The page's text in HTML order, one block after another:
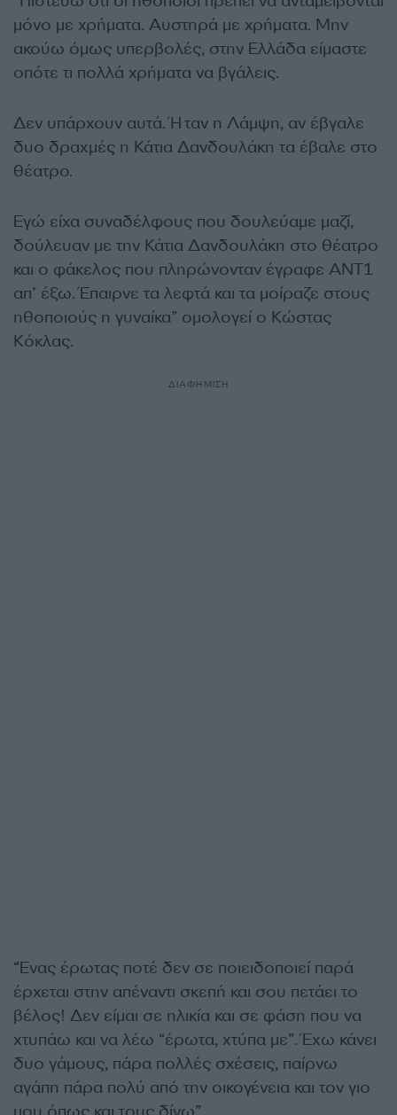
μόνο με χρήματα. Αυστηρά με χρήματα. Μην
ακούω όμως υπερβολές, στην Ελλάδα είμαστε
οπότε τι πολλά χρήματα να βγάλεις.
Δεν υπάρχουν αυτά. Ήταν η Λάμψη, αν έβγαλε
δυο δραχμές η Κάτια Δανδουλάκη τα έβαλε στο
θέατρο.
Εγώ είχα συναδέλφους που δουλεύαμε μαζί,
δούλευαν με την Κάτια Δανδουλάκη στο θέατρο
και ο φάκελος που πληρώνονταν έγραφε ΑΝΤ1
απ’ έξω. Έπαιρνε τα λεφτά και τα μοίραζε στους
ηθοποιούς η γυναίκα” ομολογεί ο Κώστας
Κόκλας.
ΔΙΑΦΗΜΙΣΗ
“Ένας έρωτας ποτέ δεν σε ποιειδοποιεί παρά
έρχεται στην απέναντι σκεπή και σου πετάει το
βέλος! Δεν είμαι σε ηλικία και σε φάση που να
χτυπάω και να λέω “έρωτα, χτύπα με”. Έχω κάνει
δυο γάμους, πάρα πολλές σχέσεις, παίρνω
αγάπη πάρα πολύ από την οικογένεια και τον γιο